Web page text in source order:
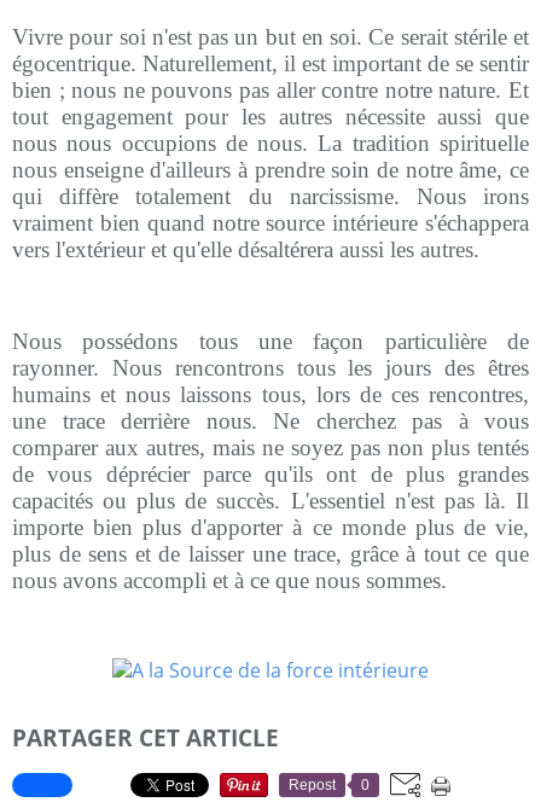
Vivre pour soi n'est pas un but en soi. Ce serait stérile et
égocentrique. Naturellement, il est important de se sentir
bien ; nous ne pouvons pas aller contre notre nature. Et
tout engagement pour les autres nécessite aussi que
nous nous occupions de nous. La tradition spirituelle
nous enseigne d'ailleurs à prendre soin de notre âme, ce
qui diffère totalement du narcissisme. Nous irons
vraiment bien quand notre source intérieure s'échappera
vers l'extérieur et qu'elle désaltérera aussi les autres.
Nous possédons tous une façon particulière de
rayonner. Nous rencontrons tous les jours des êtres
humains et nous laissons tous, lors de ces rencontres,
une trace derrière nous. Ne cherchez pas à vous
comparer aux autres, mais ne soyez pas non plus tentés
de vous déprécier parce qu'ils ont de plus grandes
capacités ou plus de succès. L'essentiel n'est pas là. Il
importe bien plus d'apporter à ce monde plus de vie,
plus de sens et de laisser une trace, grâce à tout ce que
nous avons accompli et à ce que nous sommes.
PARTAGER CET ARTICLE
Repost 0